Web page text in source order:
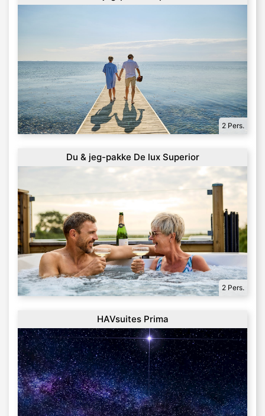
2 Pers.
Du & jeg-pakke De lux Superior
2 Pers.
HAVsuites Prima